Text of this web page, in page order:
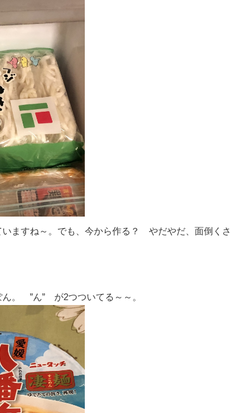
ますね～。でも、今から作る？ やだやだ、面倒くさ
ん。 ”ん” が2つついてる～～。